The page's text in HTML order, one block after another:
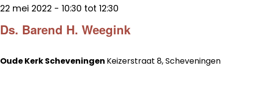
Ds. Barend H. Weegink
22 mei 2022 - 10:30 tot 12:30
Oude Kerk Scheveningen Keizerstraat 8, Scheveningen